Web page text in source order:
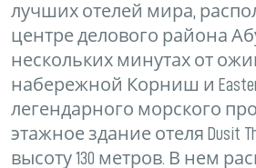
лучших отелей мира,
центре делового района
нескольких минутах от
набережной Корниш и Eastern
легендарного морского
этажное здание отеля Dusit
высоту 130 метров. В нем